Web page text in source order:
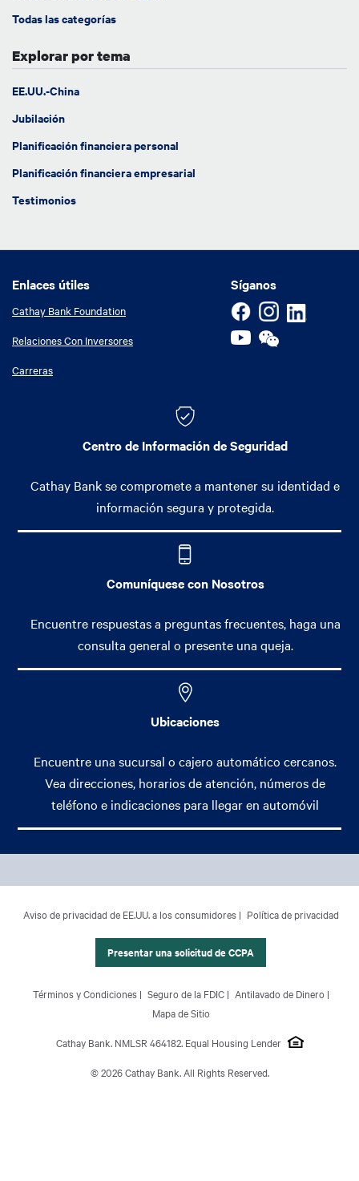
Todas las categorías
Explorar por tema
EE.UU.-China
Jubilación
Planificación financiera personal
Planificación financiera empresarial
Testimonios
Síganos
Enlaces útiles
Enlaces útiles
Cathay Bank Foundation
Relaciones Con Inversores
Carreras
Centro de Información de Seguridad
Cathay Bank se compromete a mantener su identidad e
información segura y protegida.
Comuníquese con Nosotros
Encuentre respuestas a preguntas frecuentes, haga una
consulta general o presente una queja.
Ubicaciones
Encuentre una sucursal o cajero automático cercanos.
Vea direcciones, horarios de atención, números de
teléfono e indicaciones para llegar en automóvil
Banca Personal
Banca Comercial
Acerca de Nosotros
Aviso de privacidad de EE.UU. a los consumidores Política de privacidad
Presentar una solicitud de CCPA
Footer Site Map
Términos y Condiciones Seguro de la FDIC
Antilavado de Dinero
Mapa de Sitio
Cathay Bank. NMLSR 464182. Equal Housing Lender
© 2026 Cathay Bank. All Rights Reserved.